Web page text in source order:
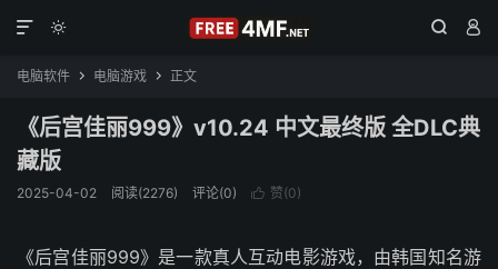
  

电脑软件  电脑游戏  正文
《后宫佳丽999》v10.24 中文最终版 全DLC典
藏版
2025-04-02 阅读(2276) 评论(0)  赞(0)
《后宫佳丽999》是一款真人互动电影游戏，由韩国知名游